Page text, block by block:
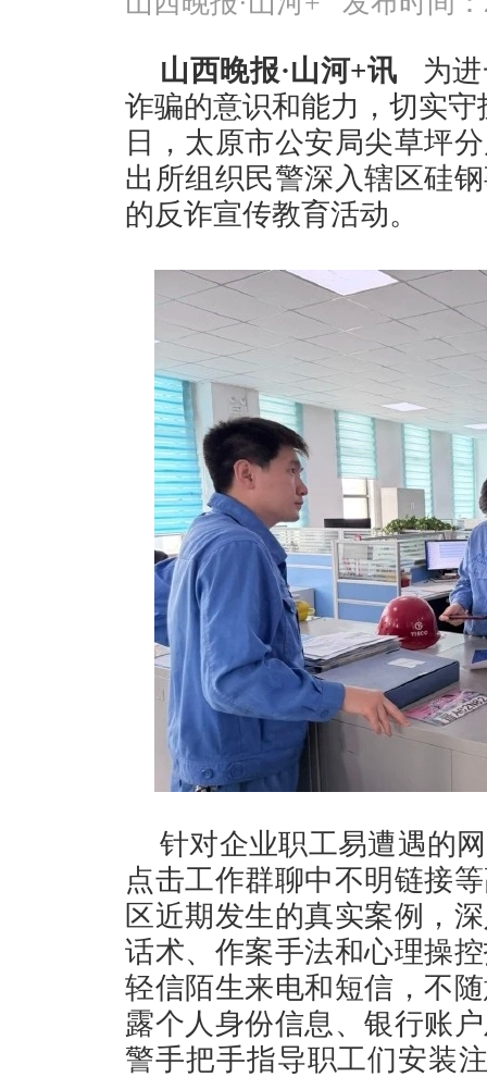
山西晚报·山河+讯
为
诈骗的意识和能力，切实
日，太原市公安局尖草坪
出所组织民警深入辖区硅
的反诈宣传教育活动。
针对企业职工易遭遇的
点击工作群聊中不明链接
区近期发生的真实案例，
话术、作案手法和心理操
轻信陌生来电和短信，不
露个人身份信息、银行账
警手把手指导职工们安装